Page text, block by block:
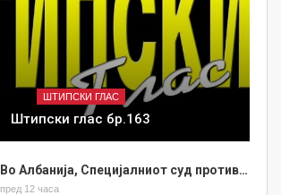
ШТИПСКИ ГЛАС
Штипски глас бр.163
Во Албанија, Специјалниот суд против…
пред 12 часа